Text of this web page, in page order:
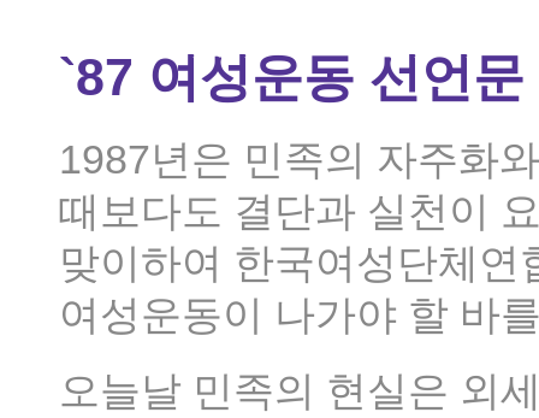
`87 여성운동 선언문
1987년은 민족의 자주화
때보다도 결단과 실천이
맞이하여 한국여성단체
여성운동이 나가야 할 바
오늘날 민족의 현실은 외